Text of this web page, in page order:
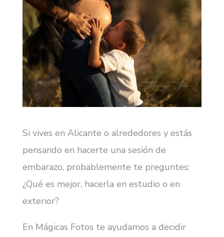
Si vives en Alicante o alrededores y estás
pensando en hacerte una sesión de
embarazo, probablemente te preguntes:
¿Qué es mejor, hacerla en estudio o en
exterior?
En Mágicas Fotos te ayudamos a decidir